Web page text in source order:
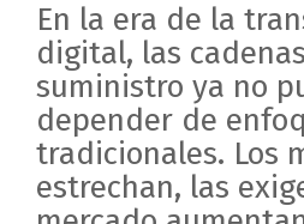
En la era de la
digital, las
suministro ya no
depender de
tradicionales. Los
estrechan, las